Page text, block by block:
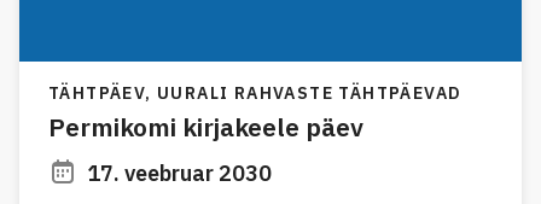
TÄHTPÄEV, UURALI RAHVASTE TÄHTPÄEVAD
Permikomi kirjakeele päev
17. veebruar 2030